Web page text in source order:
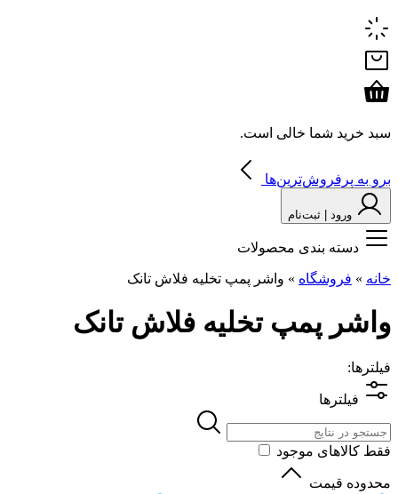
سبد خرید شما خالی است.
برو به پرفروش‌ترین‌ها
ورود | ثبت‌نام
دسته بندی محصولات
خانه » فروشگاه » واشر پمپ تخلیه فلاش تانک
واشر پمپ تخلیه فلاش تانک
فیلترها:
فیلترها
فقط کالاهای موجود
محدوده قیمت